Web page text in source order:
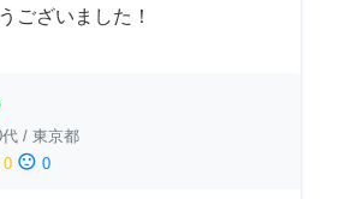
ございました！
/ 東京都
0 sentiment_dissatisfied 0